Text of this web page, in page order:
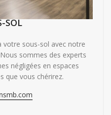
SOL
votre sous-sol avec notre
sommes des experts
négligées en espaces
que vous chérirez.